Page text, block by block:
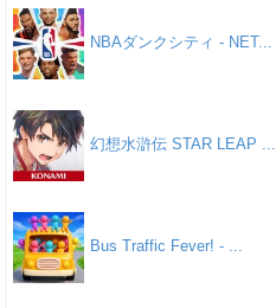
NBAダンクシティ - NET...
幻想水滸伝 STAR LEAP ...
Bus Traffic Fever! - ...